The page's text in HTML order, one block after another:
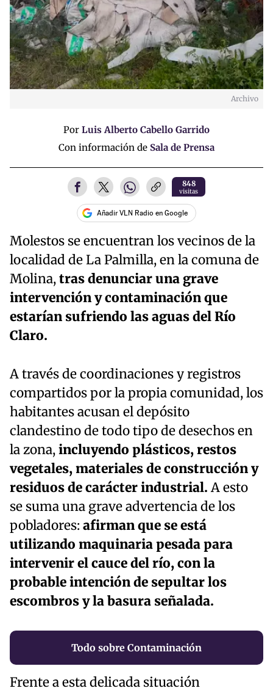
Archivo
Por Luis Alberto Cabello Garrido
Con información de Sala de Prensa
848
visitas
Añadir VLN Radio en Google
Molestos se encuentran los vecinos de la
localidad de La Palmilla, en la comuna de
Molina,tras denunciar una grave
intervención y contaminación que
estarían sufriendo las aguas del Río
Claro.
A través de coordinaciones y registros
compartidos por la propia comunidad, los
habitantes acusan el depósito
clandestino de todo tipo de desechos en
la zona,incluyendo plásticos, restos
vegetales, materiales de construcción y
residuos de carácter industrial.A esto
se suma una grave advertencia de los
pobladores: afirman que se está
utilizando maquinaria pesada para
intervenir el cauce del río, con la
probable intención de sepultar los
escombros y la basura señalada.
Todo sobre Contaminación
Frente a esta delicada situación